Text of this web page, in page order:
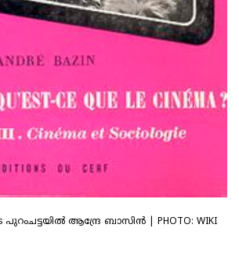
പുറംചട്ടയിൽ ആന്ദ്രേ ബാസിൻ | PHOTO: WIKI